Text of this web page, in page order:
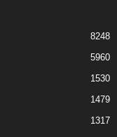
8248
5960
1530
1479
1317